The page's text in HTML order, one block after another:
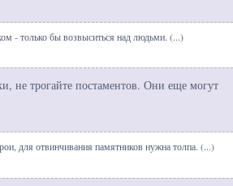
- только бы возвыситься над людьми. (...)
не трогайте постаментов. Они еще могут
для отвинчивания памятников нужна толпа. (...)